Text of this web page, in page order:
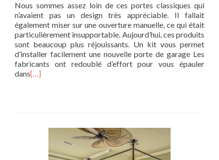
Nous sommes assez loin de ces portes classiques qui
n’avaient pas un design très appréciable. Il fallait
également miser sur une ouverture manuelle, ce qui était
particulièrement insupportable. Aujourd’hui, ces produits
sont beaucoup plus réjouissants. Un kit vous permet
d’installer facilement une nouvelle porte de garage Les
fabricants ont redoublé d’effort pour vous épauler
dans[…]